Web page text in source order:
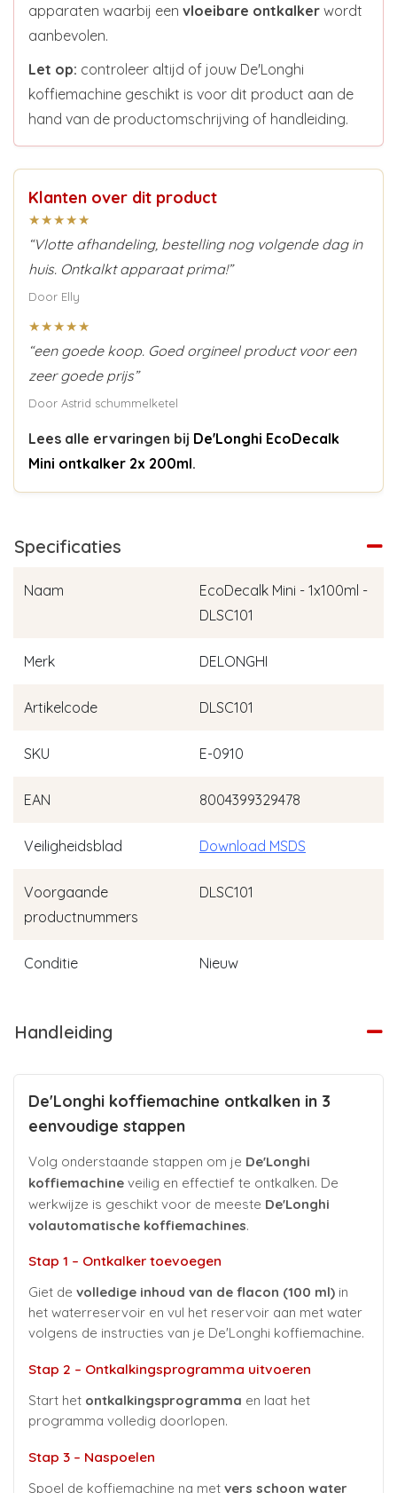
apparaten waarbij een vloeibare ontkalker wordt
aanbevolen.
Let op: controleer altijd of jouw De'Longhi
koffiemachine geschikt is voor dit product aan de
hand van de productomschrijving of handleiding.
Klanten over dit product
★★★★★
“Vlotte afhandeling, bestelling nog volgende dag in
huis. Ontkalkt apparaat prima!”
Door Elly
★★★★★
“een goede koop. Goed orgineel product voor een
zeer goede prijs”
Door Astrid schummelketel
Lees alle ervaringen bij De'Longhi EcoDecalk
Mini ontkalker 2x 200ml.
Specificaties
Naam
EcoDecalk Mini - 1x100ml -
DLSC101
Merk DELONGHI
Artikelcode DLSC101
SKU E-0910
EAN 8004399329478
Veiligheidsblad Download MSDS
Voorgaande
productnummers
DLSC101
Conditie Nieuw
Handleiding
De'Longhi koffiemachine ontkalken in 3
eenvoudige stappen
Volg onderstaande stappen om je De'Longhi
koffiemachine veilig en effectief te ontkalken. De
werkwijze is geschikt voor de meeste De'Longhi
volautomatische koffiemachines.
Stap 1 – Ontkalker toevoegen
Giet de volledige inhoud van de flacon (100 ml) in
het waterreservoir en vul het reservoir aan met water
volgens de instructies van je De'Longhi koffiemachine.
Stap 2 – Ontkalkingsprogramma uitvoeren
Start het ontkalkingsprogramma en laat het
programma volledig doorlopen.
Stap 3 – Naspoelen
Spoel de koffiemachine na met vers schoon water